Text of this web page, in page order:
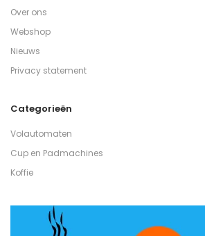
Over ons
Webshop
Nieuws
Privacy statement
Categorieën
Volautomaten
Cup en Padmachines
Koffie